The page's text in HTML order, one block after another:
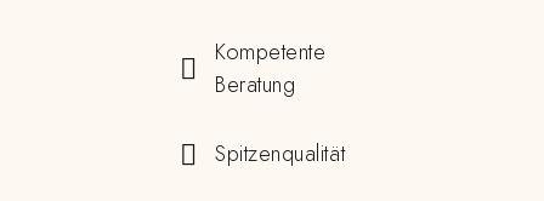
Kompetente
Beratung
Spitzenqualität